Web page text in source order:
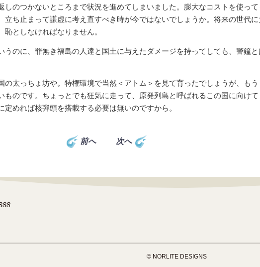
しのつかないところまで状況を進めてしまいました。膨大なコストを使っ
立ち止まって謙虚に考え直すべき時が今ではないでしょうか。将来の世代に
としなければなりません。
うのに、罪無き福島の人達と国土に与えたダメージを持ってしても、警鐘
の太っちょ坊や。特権環境で当然＜アトム＞を見て育ったでしょうが、も
ものです。ちょっとでも狂気に走って、原発列島と呼ばれるこの国に向け
めれば核弾頭を搭載する必要は無いのですから。
前へ 次へ
© NORLITE DESIGNS